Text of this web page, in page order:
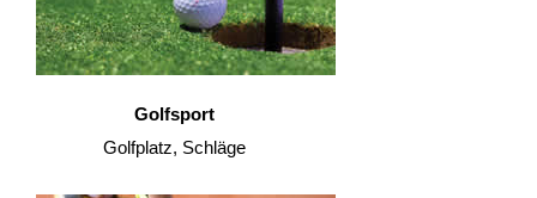
Golfsport
Golfplatz, Schläge